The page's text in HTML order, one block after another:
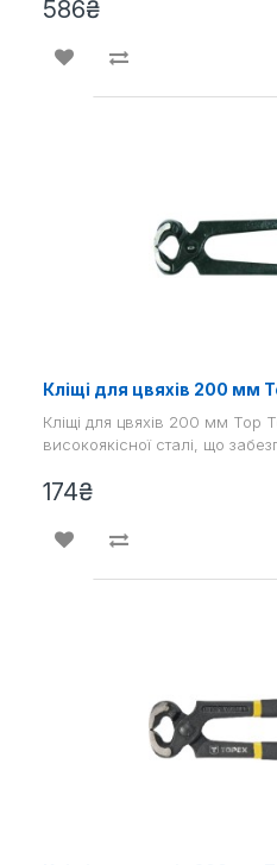
586₴
Кліщі для цвяхів 200 мм
Кліщі для цвяхів 200 мм Top
високоякісної сталі, що
174₴